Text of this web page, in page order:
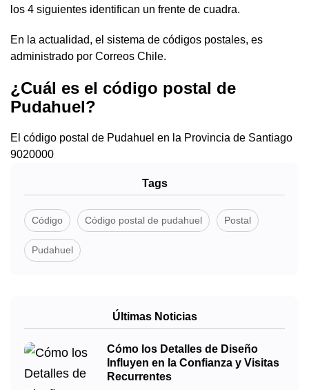
los 4 siguientes identifican un frente de cuadra.
En la actualidad, el sistema de códigos postales, es
administrado por Correos Chile.
¿Cuál es el código postal de
Pudahuel?
El código postal de Pudahuel en la Provincia de Santiago
9020000
Tags
Código Código postal de pudahuel Postal
Pudahuel
Últimas Noticias
Cómo los Detalles de Diseño
Influyen en la Confianza y Visitas
Recurrentes